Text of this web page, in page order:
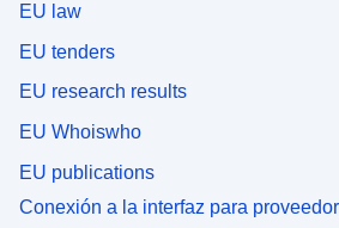
EU law
EU tenders
EU research results
EU Whoiswho
EU publications
Conexión a la interfaz para